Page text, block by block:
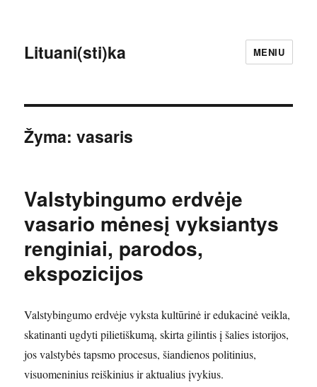
Lituani(sti)ka MENIU
Žyma:vasaris
Valstybingumo erdvėje
vasario mėnesį vyksiantys
renginiai, parodos,
ekspozicijos
Valstybingumo erdvėje vyksta kultūrinė ir edukacinė veikla,
skatinanti ugdyti pilietiškumą, skirta gilintis į šalies istorijos,
jos valstybės tapsmo procesus, šiandienos politinius,
visuomeninius reiškinius ir aktualius įvykius.